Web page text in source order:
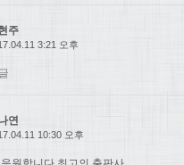
주
3:21 오후
연
10:30 오후